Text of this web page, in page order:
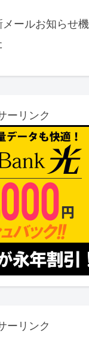
ールお知らせ機
ーリンク
ーリンク